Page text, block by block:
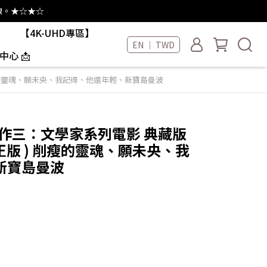
線。★☆★☆
【4K-UHD專區】
心 📩
EN ｜ TWD
魂、願未央、我記得、他還年輕、新寶島曼波
三：文學家系列電影 典藏版
版 ) 削瘦的靈魂、願未央、我
寶島曼波